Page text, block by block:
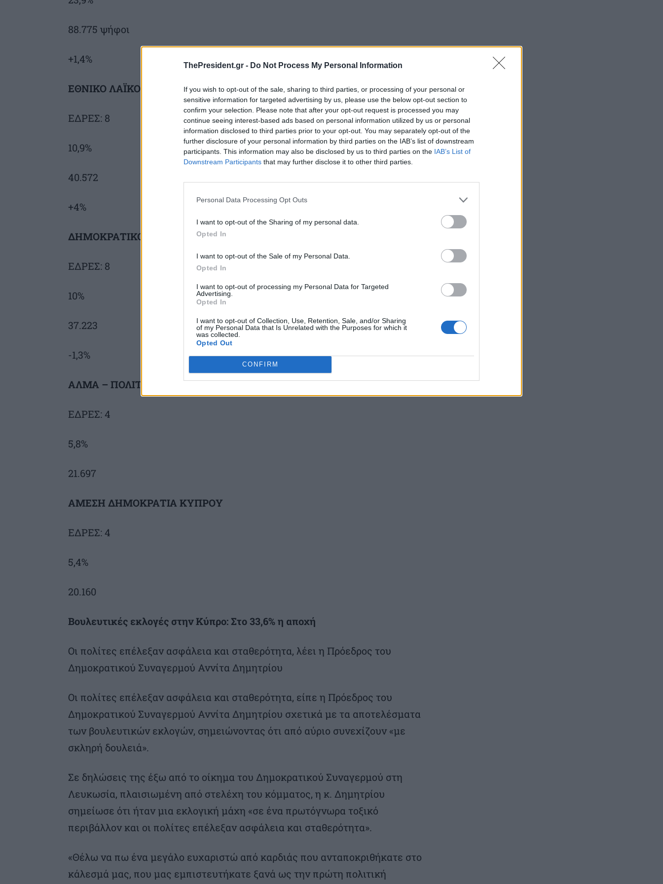
ThePresident.gr - Do Not Process My Personal Information
If you wish to opt-out of the sale, sharing to third parties, or processing of your personal or
sensitive information for targeted advertising by us, please use the below opt-out section to
confirm your selection. Please note that after your opt-out request is processed you may
continue seeing interest-based ads based on personal information utilized by us or personal
information disclosed to third parties prior to your opt-out. You may separately opt-out of the
further disclosure of your personal information by third parties on the IAB’s list of downstream
participants. This information may also be disclosed by us to third parties on the IAB’s List of
Downstream Participants that may further disclose it to other third parties.
Personal Data Processing Opt Outs
I want to opt-out of the Sharing of my personal data.
Opted In
I want to opt-out of the Sale of my Personal Data.
Opted In
I want to opt-out of processing my Personal Data for Targeted
Advertising.
Opted In
I want to opt-out of Collection, Use, Retention, Sale, and/or Sharing
of my Personal Data that Is Unrelated with the Purposes for which it
was collected.
Opted Out
CONFIRM
88.775 ψήφοι
+1,4%
ΕΘΝΙΚΟ ΛΑΪΚΟ ΜΕΤΩΠΟ (Ε.ΛΑ.Μ.)
ΕΔΡΕΣ: 8
10,9%
40.572
+4%
ΔΗΜΟΚΡΑΤΙΚΟ ΚΟΜΜΑ
ΕΔΡΕΣ: 8
10%
37.223
-1,3%
ΑΛΜΑ – ΠΟΛΙΤΕΣ ΓΙΑ ΤΗΝ ΚΥΠΡΟ
ΕΔΡΕΣ: 4
5,8%
21.697
ΑΜΕΣΗ ΔΗΜΟΚΡΑΤΙΑ ΚΥΠΡΟΥ
ΕΔΡΕΣ: 4
5,4%
20.160
Βουλευτικές εκλογές στην Κύπρο: Στο 33,6% η αποχή
Οι πολίτες επέλεξαν ασφάλεια και σταθερότητα, λέει η Πρόεδρος του
Δημοκρατικού Συναγερμού Αννίτα Δημητρίου
Οι πολίτες επέλεξαν ασφάλεια και σταθερότητα, είπε η Πρόεδρος του
Δημοκρατικού Συναγερμού Αννίτα Δημητρίου σχετικά με τα αποτελέσματα
των βουλευτικών εκλογών, σημειώνοντας ότι από αύριο συνεχίζουν «με
σκληρή δουλειά».
Σε δηλώσεις της έξω από το οίκημα του Δημοκρατικού Συναγερμού στη
Λευκωσία, πλαισιωμένη από στελέχη του κόμματος, η κ. Δημητρίου
σημείωσε ότι ήταν μια εκλογική μάχη «σε ένα πρωτόγνωρα τοξικό
περιβάλλον και οι πολίτες επέλεξαν ασφάλεια και σταθερότητα».
«Θέλω να πω ένα μεγάλο ευχαριστώ από καρδιάς που ανταποκριθήκατε στο
κάλεσμά μας, που μας εμπιστευτήκατε ξανά ως την πρώτη πολιτική